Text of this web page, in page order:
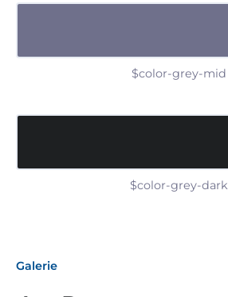
$color-grey-mid
$color-grey-dark
Galerie